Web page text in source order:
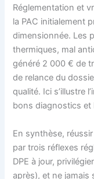
Réglementation et
la PAC initialement
dimensionnée. Les
thermiques, mal
généré 2 000 € de
de relance du
qualité. Ici s’illustre
bons diagnostics et
En synthèse,
par trois réflexes
DPE à jour,
après), et ne jamais